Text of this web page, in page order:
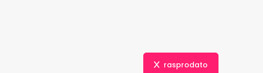
rasprodato